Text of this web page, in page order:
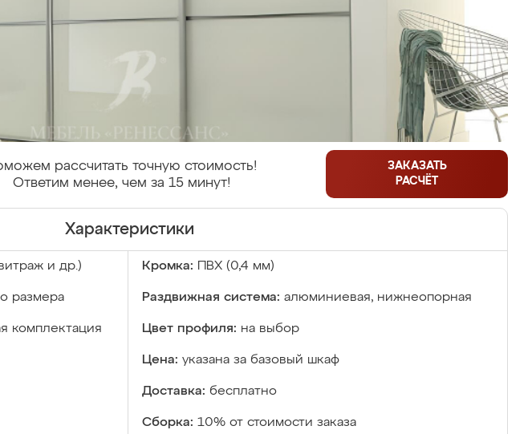
рассчитать точную стоимость!
Ответим менее, чем за 15 минут!
ЗАКАЗАТЬ
РАСЧЁТ
Характеристики
и др.) Кромка: ПВХ (0,4 мм)
размера Раздвижная система: алюминиевая, нижнеопорная
комплектация Цвет профиля: на выбор
Цена: указана за базовый шкаф
Доставка: бесплатно
Сборка: 10% от стоимости заказа